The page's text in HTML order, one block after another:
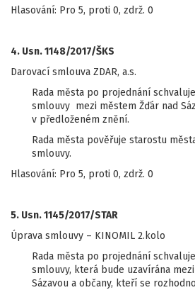
Hlasování: Pro 5, proti 0, zdrž. 0
4. Usn. 1148/2017/ŠKS
Darovací smlouva ZDAR, a.s.
Rada města po projednání
smlouvy mezi městem Žďár nad
v předloženém znění.
Rada města pověřuje starostu
smlouvy.
Hlasování: Pro 5, proti 0, zdrž. 0
5. Usn. 1145/2017/STAR
Úprava smlouvy – KINOMIL 2.kolo
Rada města po projednání
smlouvy, která bude uzavírána
Sázavou a občany, kteří se